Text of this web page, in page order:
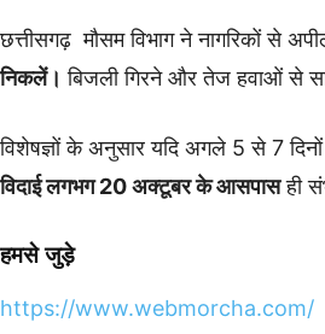
छत्तीसगढ़ मौसम विभाग ने नागरिकों से
निकलें। बिजली गिरने और तेज हवाओं से
विशेषज्ञों के अनुसार यदि अगले 5 से 7
विदाई लगभग 20 अक्टूबर के आसपासही
हमसे जुड़े
https://www.webmorcha.com/